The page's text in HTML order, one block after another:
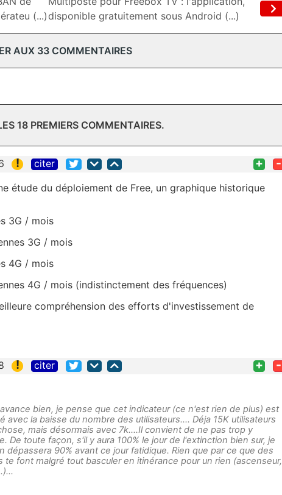
(...)disponible gratuitement sous Android (...)
AUX 33 COMMENTAIRES
18 PREMIERS COMMENTAIRES.
! citer + -
étude du déploiement de Free, un graphique historique
3G / mois
3G / mois
4G / mois
4G / mois (indistinctement des fréquences)
compréhension des efforts d'investissement de
! citer + -
bien, je pense que cet indicateur (ce n'est rien de plus) est
avec la baisse du nombre des utilisateurs.... Déja 15K utilisateurs
mais désormais avec 7k....Il convient de ne pas trop y
De toute façon, s'il y aura 100% le jour de l'extinction bien sur, je
dépassera 90% avant ce jour fatidique. Rien que par ce que des
te font malgré tout basculer en itinérance pour un rien (ascenseur,